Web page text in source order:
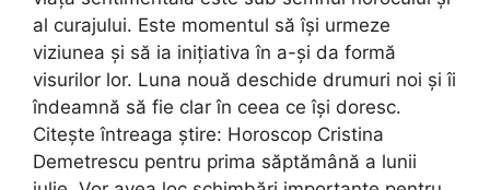
al curajului. Este momentul să își urmeze
viziunea și să ia inițiativa în a-și da formă
visurilor lor. Luna nouă deschide drumuri noi și îi
îndeamnă să fie clar în ceea ce își doresc.
Citeşte întreaga ştire: Horoscop Cristina
Demetrescu pentru prima săptămână a lunii